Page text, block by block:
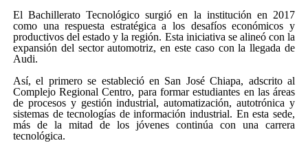
El Bachillerato Tecnológico surgió en la institución en 2017
como una respuesta estratégica a los desafíos económicos y
productivos del estado y la región. Esta iniciativa se alineó con la
expansión del sector automotriz, en este caso con la llegada de
Audi.
Así, el primero se estableció en San José Chiapa, adscrito al
Complejo Regional Centro, para formar estudiantes en las áreas
de procesos y gestión industrial, automatización, autotrónica y
sistemas de tecnologías de información industrial. En esta sede,
más de la mitad de los jóvenes continúa con una carrera
tecnológica.